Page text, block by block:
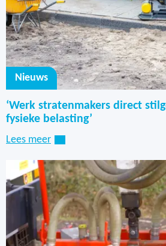
Nieuws
‘Werk stratenmakers direct
fysieke belasting’
Lees meer